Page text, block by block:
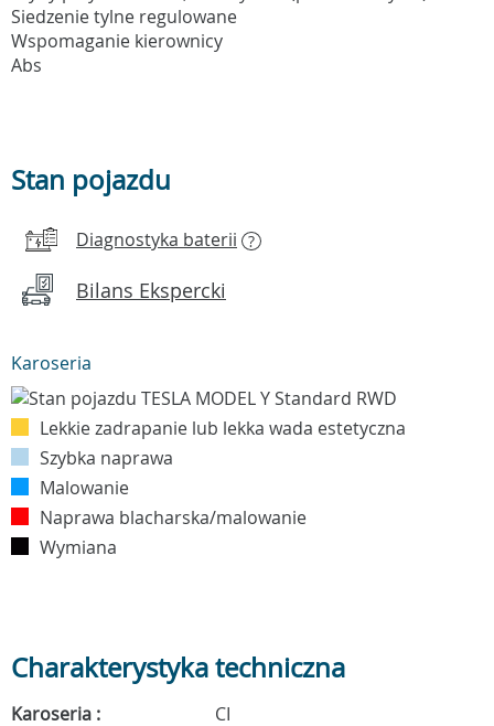
Siedzenie tylne regulowane
Wspomaganie kierownicy
Abs
Stan pojazdu
Diagnostyka baterii ?
Bilans Ekspercki
Karoseria
Lekkie zadrapanie lub lekka wada estetyczna
Szybka naprawa
Malowanie
Naprawa blacharska/malowanie
Wymiana
Charakterystyka techniczna
Karoseria :
CI